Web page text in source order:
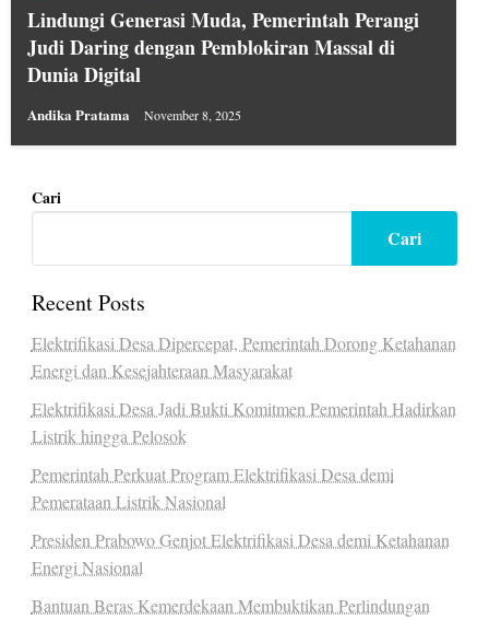
Lindungi Generasi Muda, Pemerintah Perangi
Judi Daring dengan Pemblokiran Massal di
Dunia Digital
Andika Pratama November 8, 2025
Cari
Cari
Recent Posts
Elektrifikasi Desa Dipercepat, Pemerintah Dorong Ketahanan
Energi dan Kesejahteraan Masyarakat
Elektrifikasi Desa Jadi Bukti Komitmen Pemerintah Hadirkan
Listrik hingga Pelosok
Pemerintah Perkuat Program Elektrifikasi Desa demi
Pemerataan Listrik Nasional
Presiden Prabowo Genjot Elektrifikasi Desa demi Ketahanan
Energi Nasional
Bantuan Beras Kemerdekaan Membuktikan Perlindungan